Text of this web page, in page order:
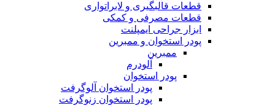
قطعات قالبگیری و لابراتواری
قطعات مصرفی و کمکی
ابزار جراحی ایمپلنت
پودر استخوان و ممبرین
ممبرین
آلودرم
پودر استخوان
پودر استخوان آلوگرفت
پودر استخوان زنوگرفت